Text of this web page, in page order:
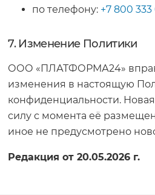
по телефону: +7 800
7. Изменение Политики
ООО «ПЛАТФОРМА24»
изменения в настоящую
конфиденциальности.
силу с момента её
иное не предусмотрено
Редакция от 20.05.2026 г.